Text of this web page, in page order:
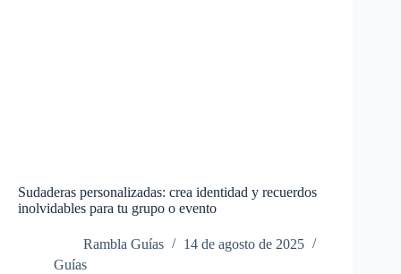
Sudaderas personalizadas: crea identidad y recuerdos
inolvidables para tu grupo o evento
Rambla Guías
14 de agosto de 2025
Guías